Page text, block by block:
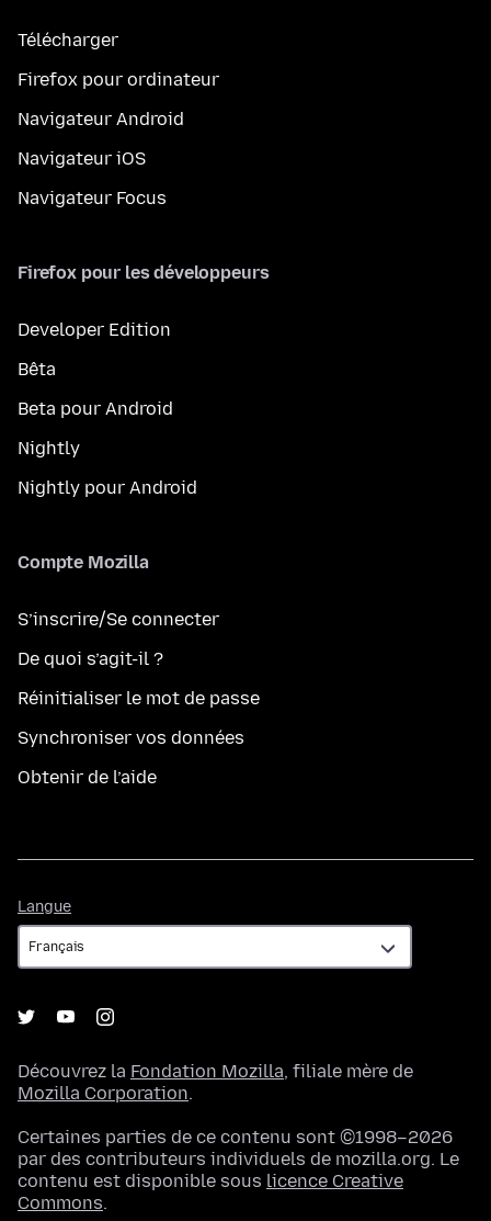
Télécharger
Firefox pour ordinateur
Navigateur Android
Navigateur iOS
Navigateur Focus
Firefox pour les développeurs
Developer Edition
Bêta
Beta pour Android
Nightly
Nightly pour Android
Compte Mozilla
S’inscrire/Se connecter
De quoi s’agit-il ?
Réinitialiser le mot de passe
Synchroniser vos données
Obtenir de l’aide
Langue
Découvrez la Fondation Mozilla, filiale mère de
Mozilla Corporation.
Certaines parties de ce contenu sont ©1998–2026
par des contributeurs individuels de mozilla.org. Le
contenu est disponible sous licence Creative
Commons.